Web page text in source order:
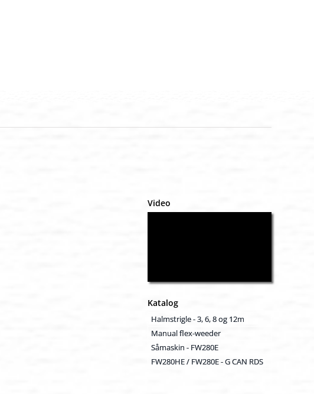
Video
Katalog
Halmstrigle - 3, 6, 8 og 12m
Manual flex-weeder
Såmaskin - FW280E
FW280HE / FW280E - G CAN RDS